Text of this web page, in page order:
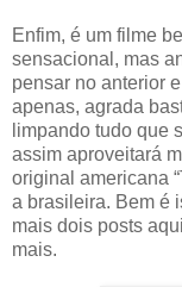
Enfim, é um filme
sensacional, mas
pensar no anterior
apenas, agrada
limpando tudo que
assim aproveitará
original americana
a brasileira. Bem é
mais dois posts
mais.